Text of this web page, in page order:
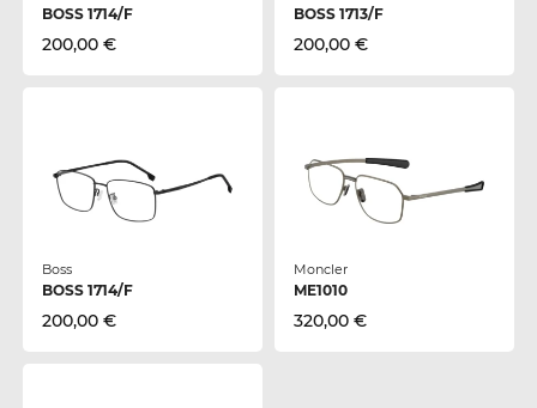
BOSS 1714/F
200,00 €
BOSS 1713/F
200,00 €
Boss
BOSS 1714/F
200,00 €
Moncler
ME1010
320,00 €